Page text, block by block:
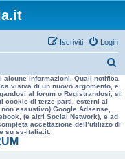
Login
Iscriviti
e
r
a
alcune informazioni. Quali notifica
visiva di un nuovo argomento, e
al forum o Registrandosi, si
cookie di terze parti, esterni al
esaustivo) Google Adsense,
(e altri Social Network), e ad
accettazione dell’utilizzo di
su sv-italia.it.